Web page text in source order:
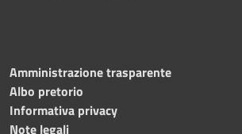
Amministrazione trasparente
Albo pretorio
Informativa privacy
Note legali